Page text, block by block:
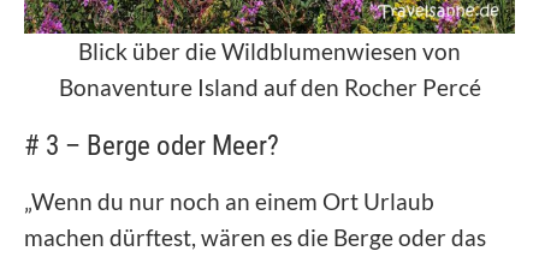
Blick über die Wildblumenwiesen von
Bonaventure Island auf den Rocher Percé
# 3 – Berge oder Meer?
„Wenn du nur noch an einem Ort Urlaub
machen dürftest, wären es die Berge oder das